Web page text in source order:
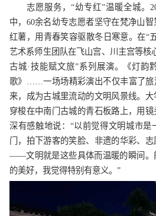
志愿服务，“幼专红”温暖全城。
中，60余名幼专志愿者坚守在梵净山智
红薯，用青春笑容驱散冬日寒意。在“
艺术系师生团队在飞山宫、川主宫等核
古城·技能赋文旅”系列展演。《灯韵
歌》……一场场精彩演出不仅丰富了旅
来，成为古城里流动的文明风景线。
穿梭在中南门古城的青石板路上，用
深有感触地说：“以前觉得文明城市是
门，拍下游客的笑脸、非遗的华彩、
——文明就是这些具体而温暖的瞬间。
的美好，我觉得特别有意义。”